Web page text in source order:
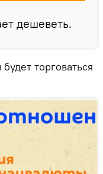
дешеветь.
торговаться